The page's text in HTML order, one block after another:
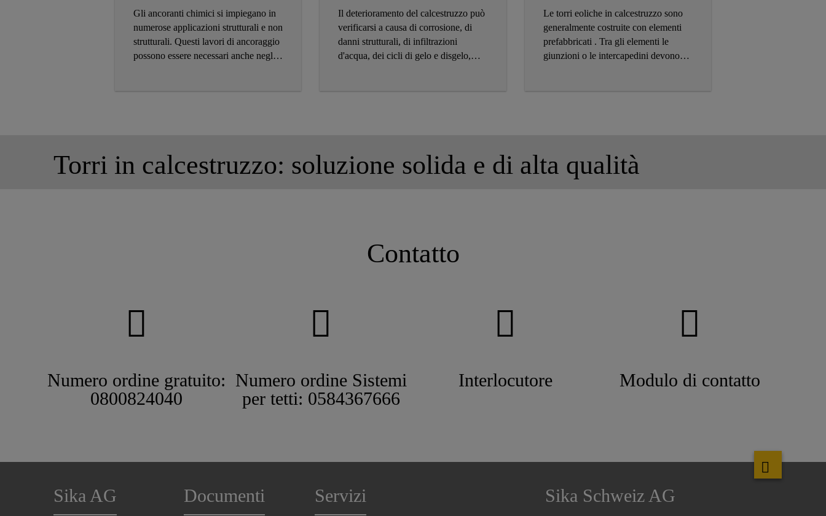
Gli ancoranti chimici si impiegano in
numerose applicazioni strutturali e non
strutturali. Questi lavori di ancoraggio
possono essere necessari anche negli
dell’energia eolica.
Il deterioramento del calcestruzzo può
verificarsi a causa di corrosione, di
danni strutturali, di infiltrazioni
d'acqua, dei cicli di gelo e disgelo,
Le torri eoliche in calcestruzzo sono
generalmente costruite con elementi
prefabbricati . Tra gli elementi le
giunzioni o le intercapedini devono
Torri in calcestruzzo: soluzione solida e di alta qualità
Contatto
Numero ordine gratuito:
0800824040
Numero ordine Sistemi
per tetti: 0584367666
Interlocutore Modulo di contatto
Sika AG Documenti Servizi Sika Schweiz AG